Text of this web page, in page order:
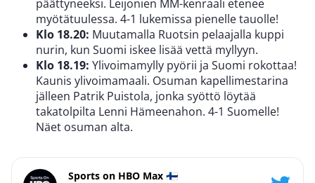
päättyneeksi. Leijonien MM-kenraali etenee
myötätuulessa. 4-1 lukemissa pienelle tauolle!
Klo 18.20: Muutamalla Ruotsin pelaajalla kuppi
nurin, kun Suomi iskee lisää vettä myllyyn.
Klo 18.19: Ylivoimamylly pyörii ja Suomi rokottaa!
Kaunis ylivoimamaali. Osuman kapellimestarina
jälleen Patrik Puistola, jonka syöttö löytää
takatolpilta Lenni Hämeenahon. 4-1 Suomelle!
Näet osuman alta.
Sports on HBO Max 🇫🇮